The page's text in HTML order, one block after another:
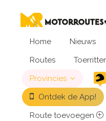
Home
Nieuws
Routes
Provincies
Ontdek de App!
Route toevoegen